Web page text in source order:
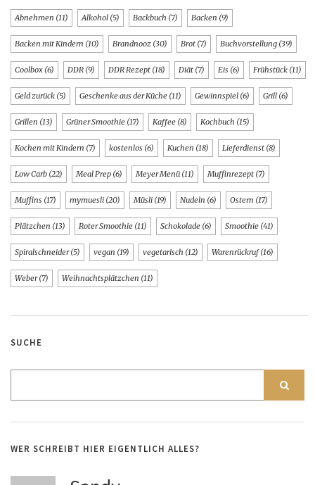
Abnehmen (11) Alkohol (5) Backbuch (7) Backen (9)
Backen mit Kindern (10) Brandnooz (30) Brot (7) Buchvorstellung (39)
Coolbox (6) DDR (9) DDR Rezept (18) Diät (7) Eis (6) Frühstück (11)
Geld zurück (5) Geschenke aus der Küche (11) Gewinnspiel (6) Grill (6)
Grillen (13) Grüner Smoothie (17) Kaffee (8) Kochbuch (15)
Kochen mit Kindern (7) kostenlos (6) Kuchen (18) Lieferdienst (8)
Low Carb (22) Meal Prep (6) Meyer Menü (11) Muffinrezept (7)
Muffins (17) mymuesli (20) Müsli (19) Nudeln (6) Ostern (17)
Plätzchen (13) Roter Smoothie (11) Schokolade (6) Smoothie (41)
Spiralschneider(5) vegan (19) vegetarisch (12) Warenrückruf(16)
Weber(7) Weihnachtsplätzchen (11)
SUCHE
WER SCHREIBT HIER EIGENTLICH ALLES?